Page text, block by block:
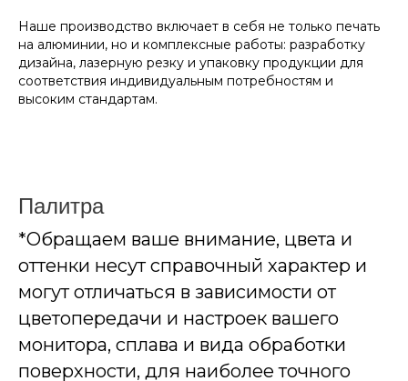
Наше производство включает в себя не только печать
на алюминии, но и комплексные работы: разработку
дизайна, лазерную резку и упаковку продукции для
соответствия индивидуальным потребностям и
высоким стандартам.
Палитра
*Обращаем ваше внимание, цвета и
оттенки несут справочный характер и
могут отличаться в зависимости от
цветопередачи и настроек вашего
монитора, сплава и вида обработки
поверхности, для наиболее точного